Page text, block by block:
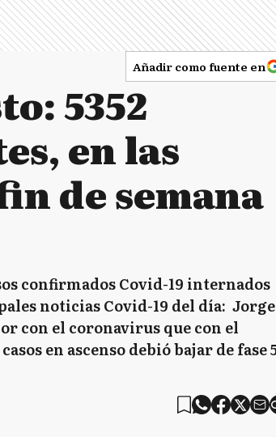
Añadir como fuente en
5352
en las
de semana
confirmados Covid-19 internados
noticias Covid-19 del día: Jorge
con el coronavirus que con el
en ascenso debió bajar de fase